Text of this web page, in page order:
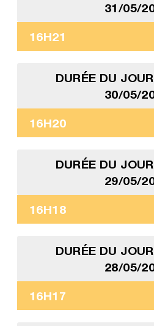
31/05/
16H21
DURÉE DU
30/05/
16H20
DURÉE DU
29/05/
16H18
DURÉE DU
28/05/
16H17